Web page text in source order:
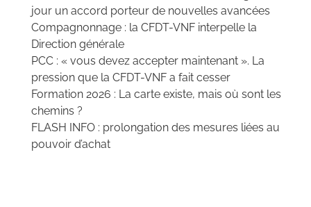
jour un accord porteur de nouvelles avancées
Compagnonnage : la CFDT-VNF interpelle la
Direction générale
PCC : « vous devez accepter maintenant ». La
pression que la CFDT-VNF a fait cesser
Formation 2026 : La carte existe, mais où sont les
chemins ?
FLASH INFO : prolongation des mesures liées au
pouvoir d’achat